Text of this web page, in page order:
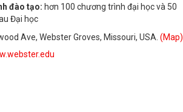
đào tạo: hơn 100 chương trình đại học và 50
Đại học
Ave, Webster Groves, Missouri, USA.(Map)